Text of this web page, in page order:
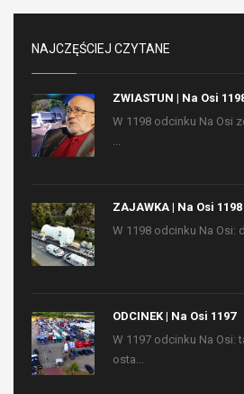
NAJCZĘŚCIEJ CZYTANE
ZWIASTUN | Na Osi
W 1198 odcinku Na Osi
...
ZAJAWKA | Na Osi 1198
W 1198 odcinku Na Osi:
ODCINEK | Na Osi 1197
W 1197 odcinku Na Osi:
osta...